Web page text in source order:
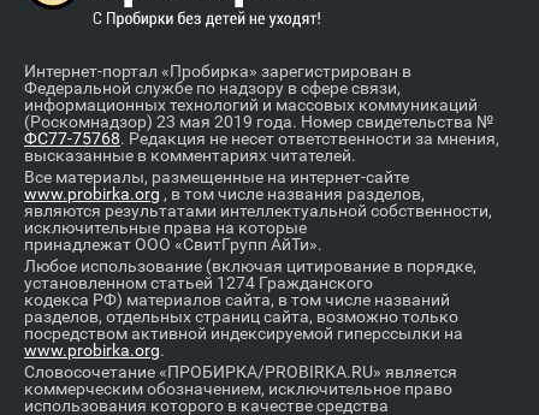
Интернет-портал «Пробирка» зарегистрирован в
Федеральной службе по надзору в сфере связи,
информационных технологий и массовых коммуникаций
(Роскомнадзор) 23 мая 2019 года. Номер свидетельства №
ФС77-75768. Редакция не несет ответственности за мнения,
высказанные в комментариях читателей.
Все материалы, размещенные на интернет-сайте
www.probirka.org , в том числе названия разделов,
являются результатами интеллектуальной собственности,
исключительные права на которые
принадлежат ООО «СвитГрупп АйТи».
Любое использование (включая цитирование в порядке,
установленном статьей 1274 Гражданского
кодекса РФ) материалов сайта, в том числе названий
разделов, отдельных страниц сайта, возможно только
посредством активной индексируемой гиперссылки на
www.probirka.org.
Словосочетание «ПРОБИРКА/PROBIRKA.RU» является
коммерческим обозначением, исключительное право
использования которого в качестве средства